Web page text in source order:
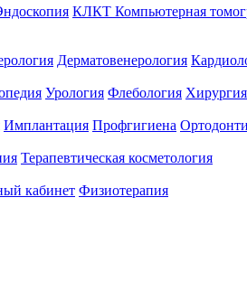
КЛКТ Компьютерная
Дерматовенерология
Урология Флебология
Имплантация Профгигиена
Терапевтическая косметология
кабинет Физиотерапия